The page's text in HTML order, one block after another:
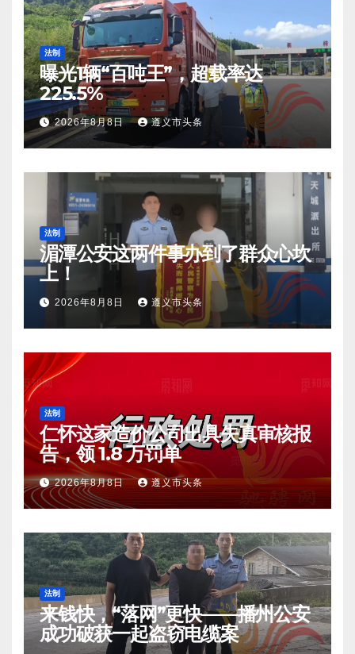
法制
曝光1辆“百吨王”，超载率达
225.5%
2026年8月8日 遵义市头条
法制
湄潭公安这两件事办到了群众心坎
上！
2026年8月8日 遵义市头条
法制
仁怀这家造价公司出具失真审核报
告，领 1.8 万罚单
2026年8月8日 遵义市头条
法制
来钱快，“落网”更快——播州公安
成功破获一起盗窃电缆案